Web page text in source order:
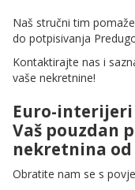
Naš stručni tim
do potpisivanja
Kontaktirajte nas i
vaše nekretnine!
Euro-interijeri
Vaš pouzdan
nekretnina od
Obratite nam se s